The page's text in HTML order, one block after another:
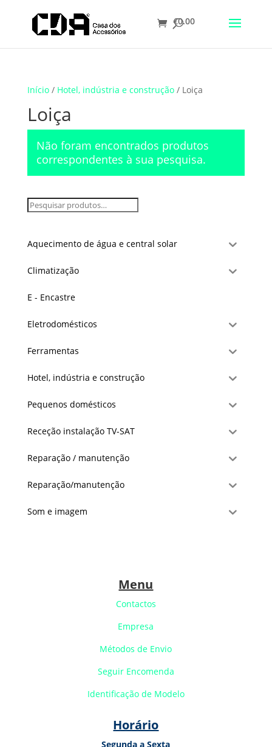
Translate
€0.00
Início/ Hotel, indústria e construção/ Loiça
Loiça
Não foram encontrados produtos
correspondentes à sua pesquisa.
Aquecimento de água e central solar
Climatização
E - Encastre
Eletrodomésticos
Ferramentas
Hotel, indústria e construção
Pequenos domésticos
Receção instalação TV-SAT
Reparação / manutenção
Reparação/manutenção
Som e imagem
Menu
Contactos
Empresa
Métodos de Envio
Seguir Encomenda
Identificação de Modelo
Horário
Segunda a Sexta